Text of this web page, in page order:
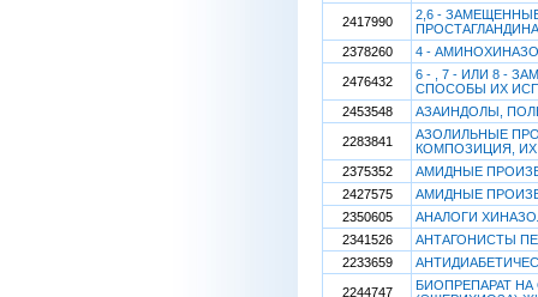
2417990
2,6 -
ПРОСТАГЛАНДИНА
2378260
4 -
2476432
6 - , 7 - ИЛИ 8 -
СПОСОБЫ ИХ
2453548
АЗАИНДОЛЫ,
2283841
АЗОЛИЛЬНЫЕ
КОМПОЗИЦИЯ,
2375352
АМИДНЫЕ
2427575
АМИДНЫЕ
2350605
АНАЛОГИ
2341526
АНТАГОНИСТЫ
2233659
2244747
БИОПРЕПАРАТ